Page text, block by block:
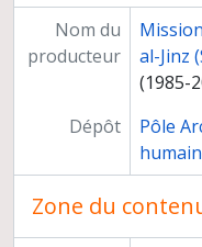
Nom du
producteur
al-Jinz
(1985-
Dépôt
Pôle
Zone du